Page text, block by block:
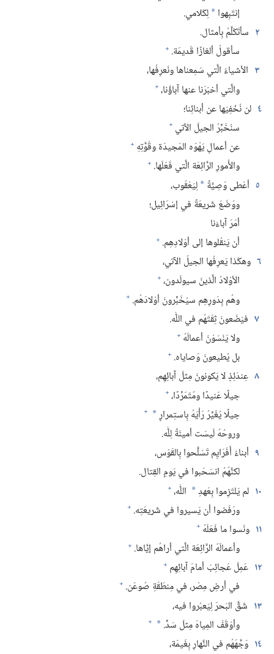
إنتَبِهوا *لِكَلامي.‏
٢ سأتَكَلَّمُ بِأمثال.‏
سأقولُ ألغازًا قَديمَة.‏ +
٣ الأشياءُ الَّتي سَمِعناها ونَعرِفُها،‏
والَّتي أخبَرَنا عنها آباؤُنا،‏ +
٤ لن نُخْفِيَها عن أبنائِنا؛‏
سنُخَبِّرُ الجيلَ الآتي +
عن أعمالِ يَهْوَه المَجيدَة وقُوَّتِهِ +
والأُمورِ الرَّائِعَة الَّتي فَعَلَها.‏ +
٥ أعْطى وَصِيَّةً *لِيَعْقُوب،‏
ووَضَعَ شَريعَةً في إسْرَائِيل؛‏
أمَرَ آباءَنا
أن يَنقُلوها إلى أوْلادِهِم.‏ +
٦ وهكَذا يَعرِفُها الجيلُ الآتي،‏
الأوْلادُ الَّذينَ سيولَدون،‏ +
وهُم بِدَورِهِم سيُخَبِّرونَ أوْلادَهُم.‏ +
٧ فيَضَعونَ ثِقَتَهُم في اللّٰه.‏
ولا يَنْسَوْنَ أعمالَهُ +
بل يُطيعونَ وَصاياه.‏ +
٨ عِندَئِذٍ لا يَكونونَ مِثلَ آبائِهِم،‏
جيلًا عَنيدًا ومُتَمَرِّدًا،‏ +
جيلًا يُغَيِّرُ رَأْيَهُ بِاستِمرارٍ*
+
وروحُهُ لَيسَت أمينَةً لِلّٰه.‏
٩ أبناءُ أَفْرَايِم تَسَلَّحوا بِالقَوْس،‏
لكنَّهُمُ انسَحَبوا في يَومِ القِتال.‏
١٠ لم يَلتَزِموا بِعَهدِ* اللّٰه،‏ +
ورَفَضوا أن يَسيروا في شَريعَتِه.‏ +
١١ ونَسوا ما فَعَلَهُ +
وأعمالَهُ الرَّائِعَة الَّتي أراهُم إيَّاها.‏ +
١٢ عَمِلَ عَجائِبَ أمامَ آبائِهِم +
في أرضِ مِصْر،‏ في مِنطَقَةِ صُوعَن.‏ +
١٣ شَقَّ البَحرَ لِيَعبُروا فيه،‏
وأوْقَفَ المِياهَ مِثلَ سَدٍّ.‏ *
+
١٤ وَجَّهَهُم في النَّهارِ بِغَيمَة،‏